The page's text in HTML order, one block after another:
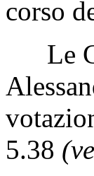
corso
Le
5.38